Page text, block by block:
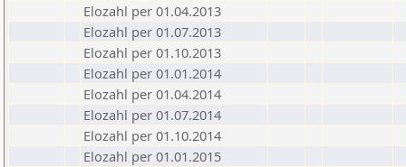
Elozahl per 01.04.2013
Elozahl per 01.07.2013
Elozahl per 01.10.2013
Elozahl per 01.01.2014
Elozahl per 01.04.2014
Elozahl per 01.07.2014
Elozahl per 01.10.2014
Elozahl per 01.01.2015